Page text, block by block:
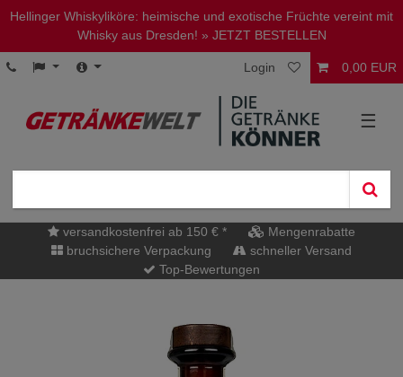
Hellinger Whiskyliköre: heimische und exotische Früchte vereint mit
Whisky aus Dresden! » JETZT BESTELLEN
Login 0,00 EUR
☰
versandkostenfrei ab 150 € *
Mengenrabatte
bruchsichere Verpackung
schneller Versand
Top-Bewertungen